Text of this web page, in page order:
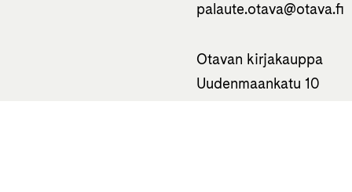
palaute.otava­@otava.fi
Otavan kirjakauppa
Uudenmaankatu 10